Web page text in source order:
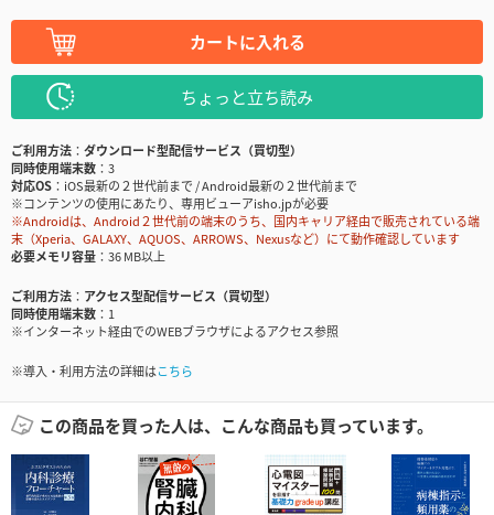
カートに入れる
ちょっと立ち読み
ご利用方法
ダウンロード型配信サービス（買切型）
同時使用端末数
3
対応OS
iOS最新の２世代前まで / Android最新の２世代前まで
※コンテンツの使用にあたり、専用ビューアisho.jpが必要
※Androidは、Android２世代前の端末のうち、国内キャリア経由で販売されている端
末（Xperia、GALAXY、AQUOS、ARROWS、Nexusなど）にて動作確認しています
必要メモリ容量
36 MB以上
ご利用方法
アクセス型配信サービス（買切型）
同時使用端末数
1
※インターネット経由でのWEBブラウザによるアクセス参照
※導入・利用方法の詳細はこちら
この商品を買った人は、こんな商品も買っています。